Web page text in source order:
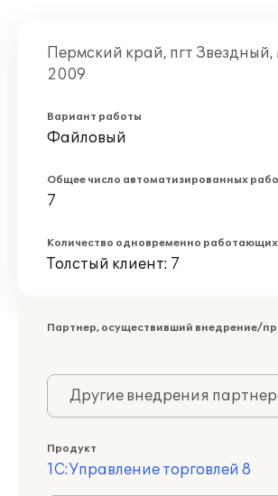
Пермский край, пгт
2009
Вариант работы
Файловый
Общее число автоматизированных
7
Количество одновременно работающих
Толстый клиент: 7
Партнер, осуществивший внедрение/
Другие внедрения
Продукт
1С:Управление торговлей 8